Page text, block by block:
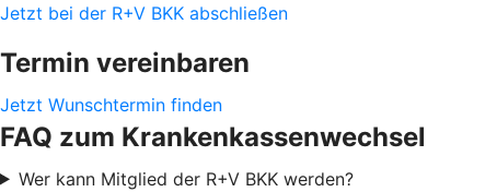
Jetzt bei der R+V BKK abschließen
Termin vereinbaren
Jetzt Wunschtermin finden
FAQ zum Krankenkassenwechsel
Wer kann Mitglied der R+V BKK werden?